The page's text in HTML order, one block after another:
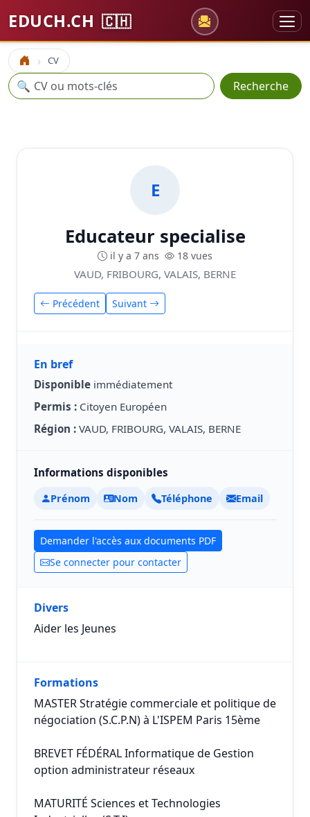
EDUCH.CH 🇨🇭
Accueil CV
Recherche
🔍 Recherche
E
Educateur specialise
il y a 7 ans 18 vues
VAUD, FRIBOURG, VALAIS, BERNE
Précédent Suivant
En bref
Disponible immédiatement
Permis : Citoyen Européen
Région : VAUD, FRIBOURG, VALAIS, BERNE
Informations disponibles
Prénom Nom Téléphone Email
Demander l'accès aux documents PDF
Se connecter pour contacter
Divers
Aider les Jeunes
Formations
MASTER Stratégie commerciale et politique de
négociation (S.C.P.N) à L'ISPEM Paris 15ème
BREVET FÉDÉRAL Informatique de Gestion
option administrateur réseaux
MATURITÉ Sciences et Technologies